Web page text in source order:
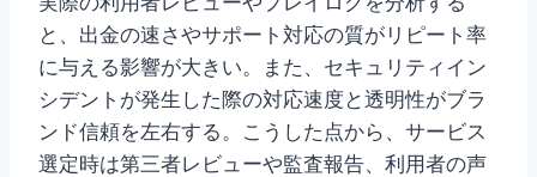
と、出金の速さやサポート対応の質がリピート率
に与える影響が大きい。また、セキュリティイン
シデントが発生した際の対応速度と透明性がブラ
ンド信頼を左右する。こうした点から、サービス
選定時は第三者レビューや監査報告、利用者の声